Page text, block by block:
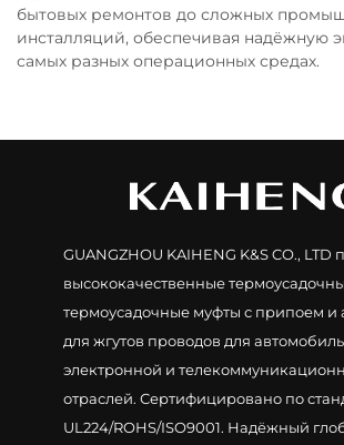
бытовых ремонтов до сложных
инсталляций, обеспечивая надёжную
самых разных операционных средах.
GUANGZHOU KAIHENG K&S CO., LTD
высококачественные
термоусадочные муфты с припоем и
для жгутов проводов для
электронной и
отраслей. Сертифицировано по
UL224/ROHS/ISO9001. Надёжный